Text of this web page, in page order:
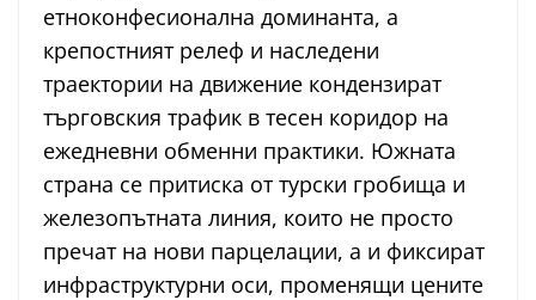
етноконфесионална доминанта, а
крепостният релеф и наследени
траектории на движение кондензират
търговския трафик в тесен коридор на
ежедневни обменни практики. Южната
страна се притиска от турски гробища и
железопътната линия, които не просто
пречат на нови парцелации, а и фиксират
инфраструктурни оси, променящи цените